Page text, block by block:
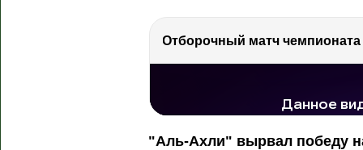
"Аль-Ахли" вырвал победу